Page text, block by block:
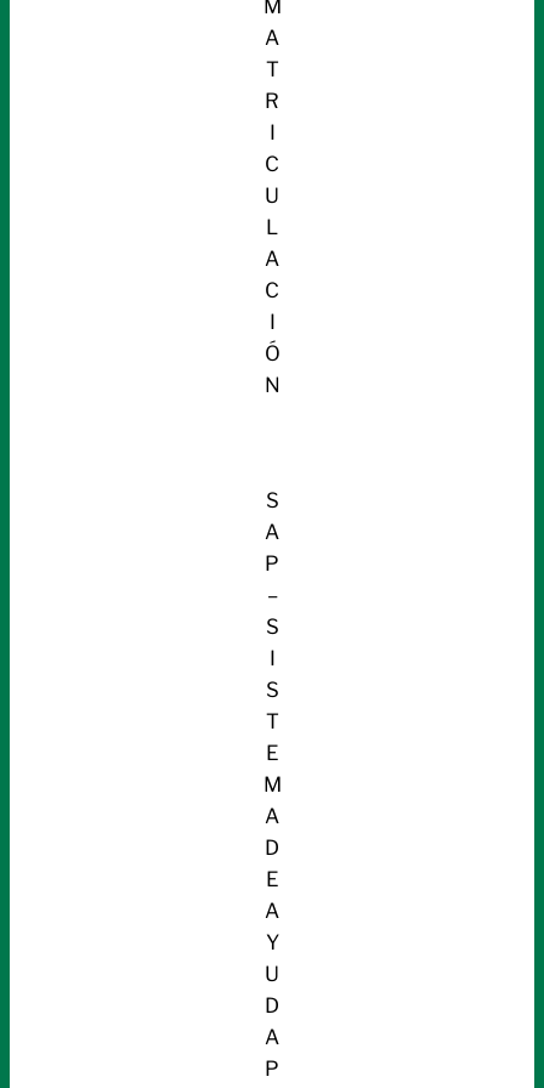
M
A
T
R
I
C
U
L
A
C
I
Ó
N
S
A
P
–
S
I
S
T
E
M
A
D
E
A
Y
U
D
A
P